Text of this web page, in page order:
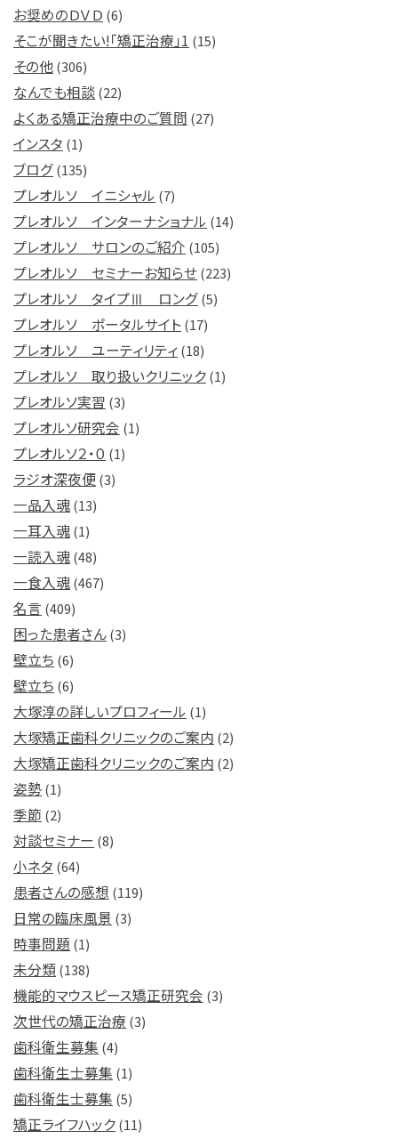
お奨めのＤＶＤ (6)
そこが聞きたい!「矯正治療」1 (15)
その他(306)
なんでも相談(22)
よくある矯正治療中のご質問 (27)
インスタ (1)
ブログ(135)
プレオルソ イニシャル (7)
プレオルソ インターナショナル (14)
プレオルソ サロンのご紹介 (105)
プレオルソ セミナーお知らせ(223)
プレオルソ タイプⅢ ロング(5)
プレオルソ ポータルサイト(17)
プレオルソ ユーティリティ(18)
プレオルソ 取り扱いクリニック(1)
プレオルソ実習 (3)
プレオルソ研究会 (1)
プレオルソ２・０ (1)
ラジオ深夜便(3)
一品入魂(13)
一耳入魂(1)
一読入魂(48)
一食入魂(467)
名言 (409)
困った患者さん(3)
壁立ち (6)
壁立ち (6)
大塚淳の詳しいプロフィール (1)
大塚矯正歯科クリニックのご案内 (2)
大塚矯正歯科クリニックのご案内 (2)
姿勢(1)
季節 (2)
対談セミナー (8)
小ネタ (64)
患者さんの感想 (119)
日常の臨床風景 (3)
時事問題 (1)
未分類(138)
機能的マウスピース矯正研究会 (3)
次世代の矯正治療 (3)
歯科衛生募集 (4)
歯科衛生士募集 (1)
歯科衛生士募集 (5)
矯正ライフハック(11)